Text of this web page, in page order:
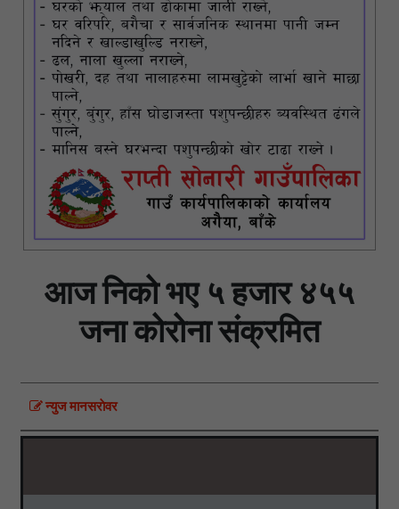
आज निको भए ५ हजार ४५५
जना कोरोना संक्रमित
न्युज मानसराेवर